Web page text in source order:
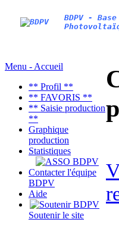
BDPV -
Menu - Accueil
** Profil **
** FAVORIS **
** Saisie production
**
Graphique
production
Statistiques
Contacter l'équipe
BDPV
Aide
Soutenir le site